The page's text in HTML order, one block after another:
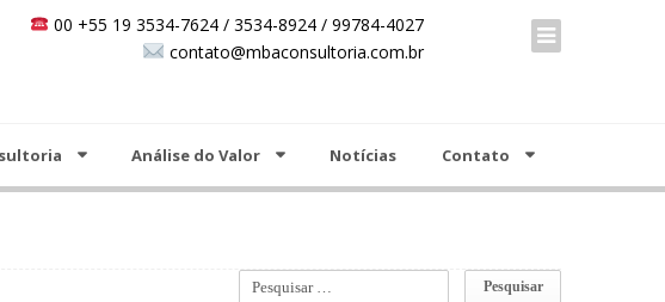
Contato00 +55 19 3534-7624 / 3534-8924 / 99784-4027
contato@mbaconsultoria.com.br
Análise do Valor Notícias Contato